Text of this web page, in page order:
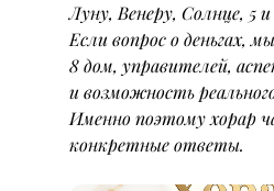
Луну, Венеру, Солнце, 5 и
Если вопрос о деньгах,
8 дом, управителей,
и возможность
Именно поэтому хорар
конкретные ответы.